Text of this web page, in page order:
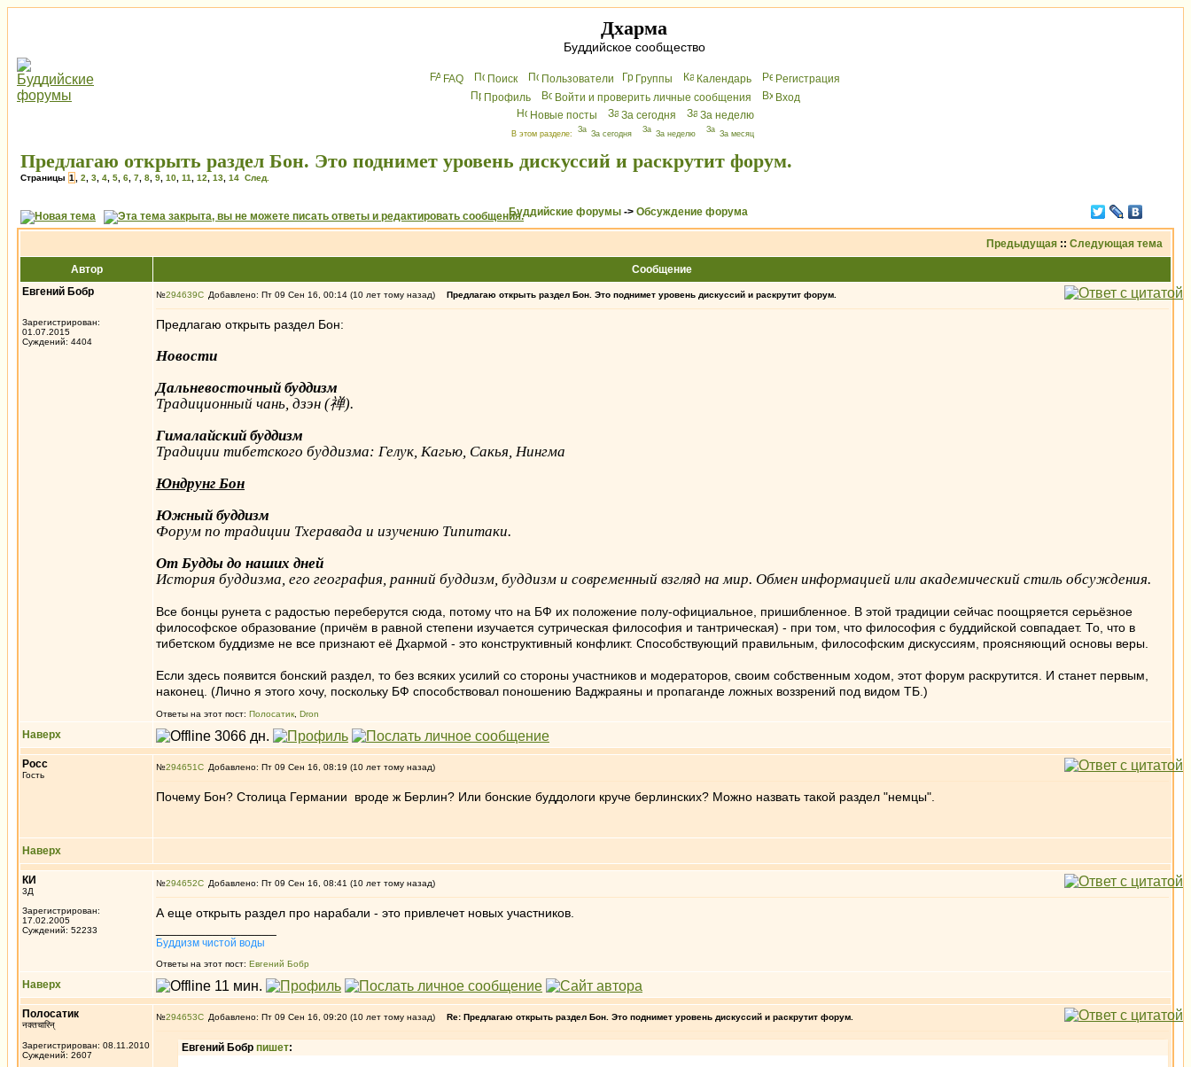
Дхарма
Буддийское сообщество
FAQ Поиск Пользователи Группы Календарь
Peгиcтрaция
Профиль
Войти и проверить личные сообщения
Вхoд
Новые посты
За сегодня За неделю
В этом разделе: За сегодня За неделю За месяц
Предлагаю открыть раздел Бон. Это поднимет уровень дискуссий и раскрутит форум.
Страницы 1 2 3 4 5 6 7 8 9 10 11 12 13 14 След.
Буддийские форумы -> Обсуждение форума
Предыдущая :: Следующая тема
Автор
Сообщение
Евгений Бобр
Зарегистрирован:
01.07.2015
Суждений: 4404
№294639 Добавлено: Пт 09 Сен 16, 00:14 (10 лет тому назад) Предлагаю открыть раздел Бон. Это поднимет уровень дискуссий и раскрутит форум.
Предлагаю открыть раздел Бон:
Новости
Дальневосточный буддизм
Традиционный чань, дзэн (禅).
Гималайский буддизм
Традиции тибетского буддизма: Гелук, Кагью, Сакья, Нингма
Юндрунг Бон
Южный буддизм
Форум по традиции Тхеравада и изучению Типитаки.
От Будды до наших дней
История буддизма, его география, ранний буддизм, буддизм и современный взгляд на мир. Обмен информацией или академический стиль обсуждения.
Все бонцы рунета с радостью переберутся сюда, потому что на БФ их положение полу-официальное, пришибленное. В этой традиции сейчас поощряется серьёзное
философское образование (причём в равной степени изучается сутрическая философия и тантрическая) - при том, что философия с буддийской совпадает. То, что в
тибетском буддизме не все признают её Дхармой - это конструктивный конфликт. Способствующий правильным, философским дискуссиям, проясняющий основы веры.
Если здесь появится бонский раздел, то без всяких усилий со стороны участников и модераторов, своим собственным ходом, этот форум раскрутится. И станет первым,
наконец. (Лично я этого хочу, поскольку БФ способствовал поношению Ваджраяны и пропаганде ложных воззрений под видом ТБ.)
Ответы на этот пост: Полосатик Dron
Наверх
Росс
Гость
№294651 Добавлено: Пт 09 Сен 16, 08:19 (10 лет тому назад)
Почему Бон? Столица Германии вроде ж Берлин? Или бонские буддологи круче берлинских? Можно назвать такой раздел "немцы".
Наверх
КИ
3Д
Зарегистрирован:
17.02.2005
Суждений: 52233
№294652 Добавлено: Пт 09 Сен 16, 08:41 (10 лет тому назад)
А еще открыть раздел про нарабали - это привлечет новых участников.
Буддизм чистой воды
Ответы на этот пост: Евгений Бобр
Наверх
Полосатик
नक्तचारिन्
Зарегистрирован: 08.11.2010
Суждений: 2607
№294653 Добавлено: Пт 09 Сен 16, 09:20 (10 лет тому назад) Re: Предлагаю открыть раздел Бон. Это поднимет уровень дискуссий и раскрутит форум.
Евгений Бобр пишет: